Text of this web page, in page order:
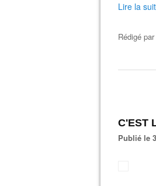
Lire la
Rédigé par
C'EST
Publié le